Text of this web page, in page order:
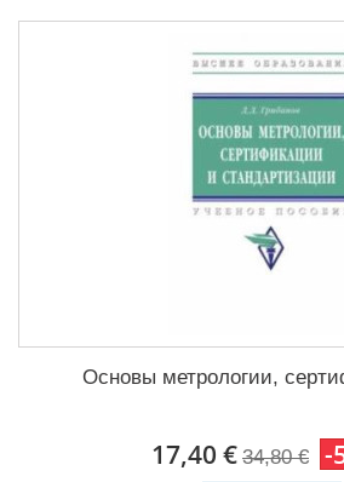
Основы метрологии,
17,40 € 34,80 € -